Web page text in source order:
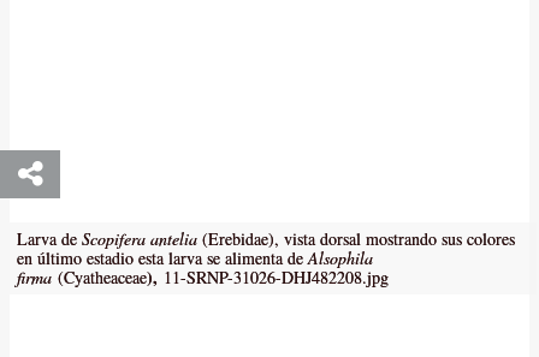
Larva de Scopifera antelia (Erebidae), vista dorsal mostrando sus colores
en último estadio esta larva se alimenta deAlsophila
firma (Cyatheaceae), 11-SRNP-31026-DHJ482208.jpg